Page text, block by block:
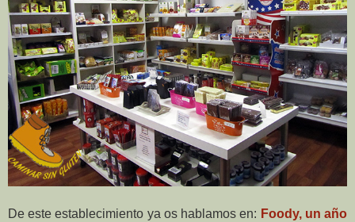
De este establecimiento ya os hablamos en: Foody, un año